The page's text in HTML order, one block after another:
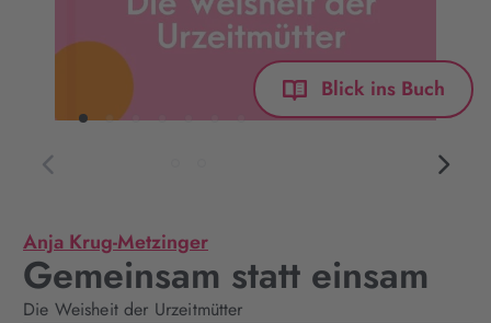
Blick ins Buch
Anja Krug-Metzinger
Gemeinsam statt einsam
Die Weisheit der Urzeitmütter